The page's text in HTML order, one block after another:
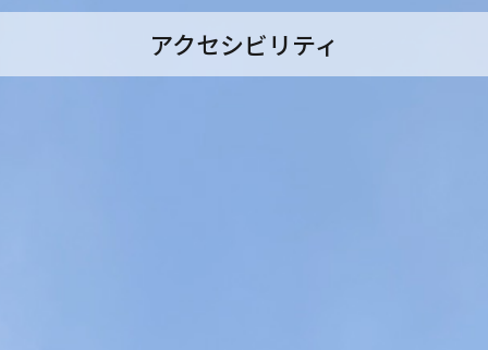
アクセシビリティ